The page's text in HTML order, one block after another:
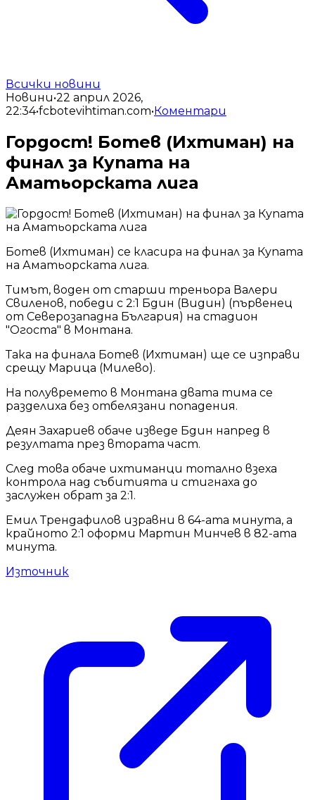
Всички новини
Новини•22 април 2026,
22:34•fcbotevihtiman.com•Коментари
Гордост! Ботев (Ихтиман) на
финал за Купата на
Аматьорската лига
Ботев (Ихтиман) се класира на финал за Купата
на Аматьорската лига.
Тимът, воден от старши треньора Валери
Свиленов, победи с 2:1 Бдин (Видин) (първенец
от Северозападна България) на стадион
"Огоста" в Монтана.
Така на финала Ботев (Ихтиман) ще се изправи
срещу Марица (Милево).
На полувремето в Монтана двата тима се
разделиха без отбелязани попадения.
Деян Захариев обаче изведе Бдин напред в
резултата през втората част.
След това обаче ихтиманци тотално взеха
контрола над събитията и стигнаха до
заслужен обрат за 2:1.
Емил Трендафилов изравни в 64-ата минута, а
крайното 2:1 оформи Мартин Минчев в 82-ата
минута.
Източник